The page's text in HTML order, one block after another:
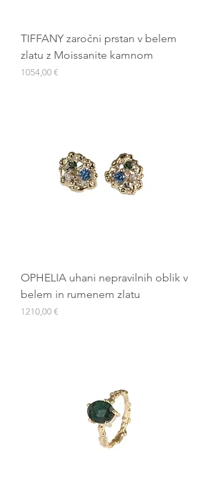
TIFFANY zaročni prstan v belem
zlatu z Moissanite kamnom
Cena
1054,00 €
OPHELIA uhani nepravilnih oblik v
belem in rumenem zlatu
Cena
1210,00 €